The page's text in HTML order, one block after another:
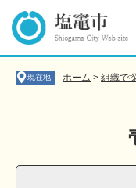
の
ー
現在地 ホーム > 組織で